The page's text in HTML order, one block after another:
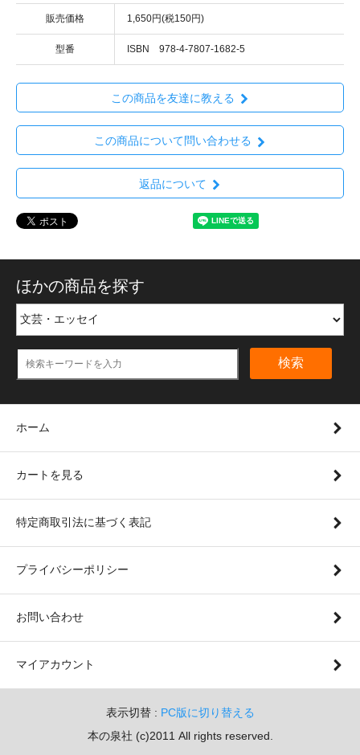
販売価格 1,650円(税150円)
型番 ISBN 978-4-7807-1682-5
この商品を友達に教える
この商品について問い合わせる
返品について
ほかの商品を探す
検索
ホーム
カートを見る
特定商取引法に基づく表記
プライバシーポリシー
お問い合わせ
マイアカウント
表示切替 : PC版に切り替える
本の泉社 (c)2011 All rights reserved.